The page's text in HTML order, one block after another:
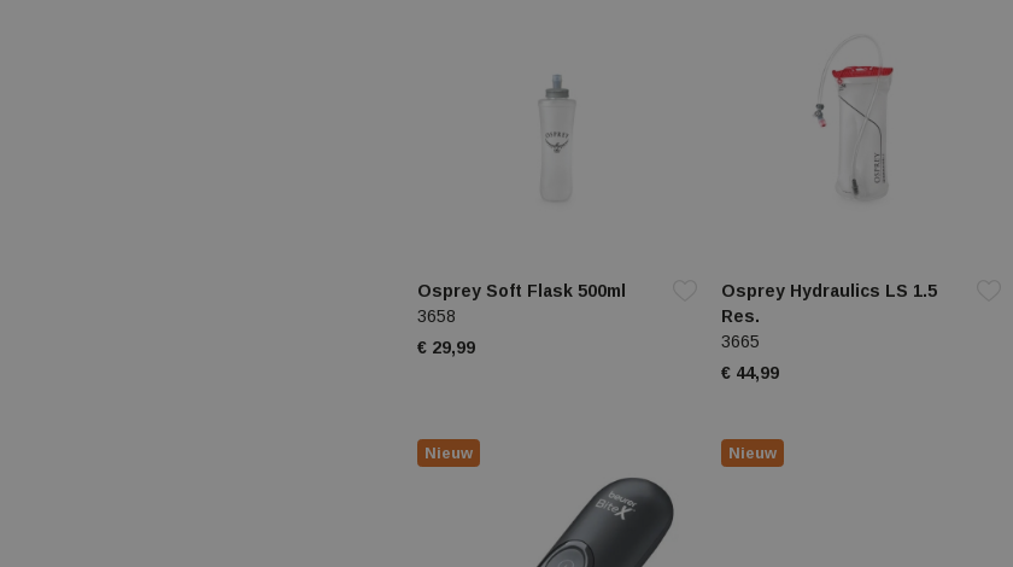
Osprey Soft Flask 500ml
3658
€ 29,99
Osprey Hydraulics LS 1.5
Res.
3665
€ 44,99
Nieuw Nieuw